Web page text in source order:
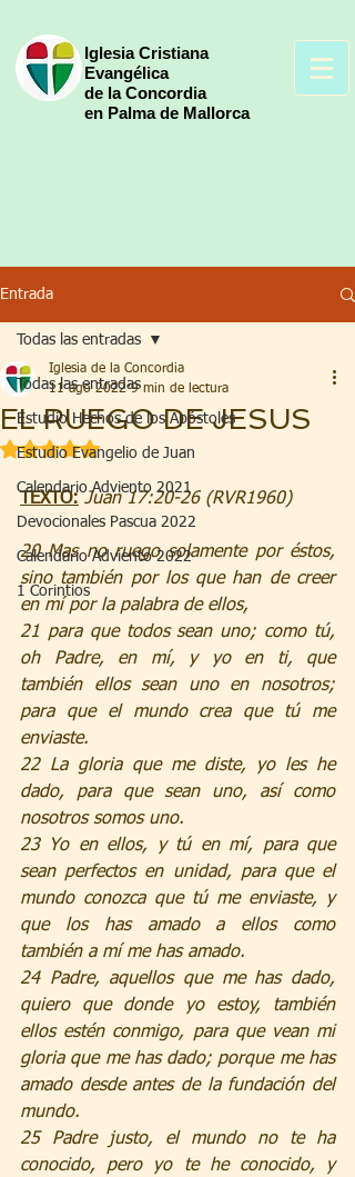
Iglesia Cristiana
Evangélica
de la Concordia
en Palma de Mallorca
Entrada
Todas las entradas
Estudio Hechos de los Apóstoles
Estudio Evangelio de Juan
Calendario Adviento 2021
Devocionales Pascua 2022
Calendario Adviento 2022
1 Corintios
Todas las entradas
EL RUEGO DE JESUS
Iglesia de la Concordia
11 ago 2022 9 min de lectura
Obtuvo NaN de 5 estrellas.
TEXTO: Juan 17:20-26 (RVR1960)
20 Mas no ruego solamente por éstos,
sino también por los que han de creer
en mí por la palabra de ellos,
21 para que todos sean uno; como tú,
oh Padre, en mí, y yo en ti, que
también ellos sean uno en nosotros;
para que el mundo crea que tú me
enviaste.
22 La gloria que me diste, yo les he
dado, para que sean uno, así como
nosotros somos uno.
23 Yo en ellos, y tú en mí, para que
sean perfectos en unidad, para que el
mundo conozca que tú me enviaste, y
que los has amado a ellos como
también a mí me has amado.
24 Padre, aquellos que me has dado,
quiero que donde yo estoy, también
ellos estén conmigo, para que vean mi
gloria que me has dado; porque me has
amado desde antes de la fundación del
mundo.
25 Padre justo, el mundo no te ha
conocido, pero yo te he conocido, y